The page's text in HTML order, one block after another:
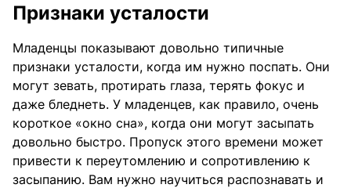
Признаки усталости
Младенцы показывают довольно типичные
признаки усталости, когда им нужно поспать. Они
могут зевать, протирать глаза, терять фокус и
даже бледнеть. У младенцев, как правило, очень
короткое «окно сна», когда они могут засыпать
довольно быстро. Пропуск этого времени может
привести к переутомлению и сопротивлению к
засыпанию. Вам нужно научиться распознавать и